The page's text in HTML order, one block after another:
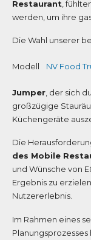
Restaurant ,
werden, um ihre
Die Wahl unserer
Modell NV Food
Jumper , der sich
großzügige
Küchengeräte
Die
des Mobile
und Wünsche von
Ergebnis zu
Nutzererlebnis.
Im Rahmen eines